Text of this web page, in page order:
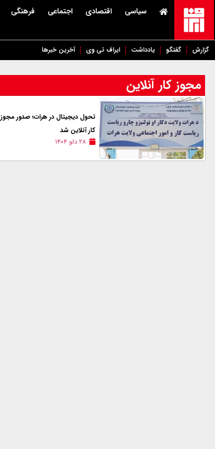
سیاسی اقتصادی اجتماعی فرهنگی
گزارش گفتگو یادداشت ایراف تی وی آخرین خبرها
مجوز کار آنلاین
تحول دیجیتال در هرات؛ صدور مجوز
کار آنلاین شد
۲۸ دلو ۱۴۰۴